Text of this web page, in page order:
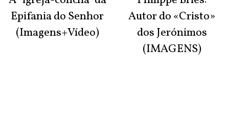
Epifania do Senhor
(Imagens+Vídeo)
Autor do «Cristo»
dos Jerónimos
(IMAGENS)